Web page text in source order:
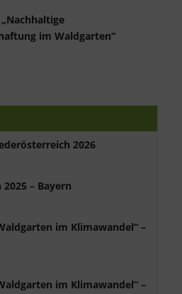
im Waldgarten“
2026
– Bayern
im Klimawandel“ –
im Klimawandel“ –